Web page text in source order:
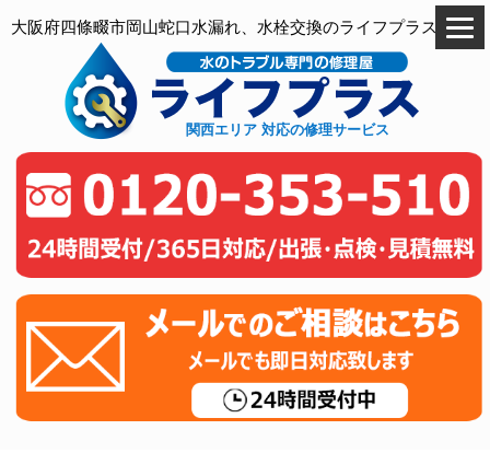
大阪府四條畷市岡山蛇口水漏れ、水栓交換のライフプラス
関西エリア 対応の修理サービス